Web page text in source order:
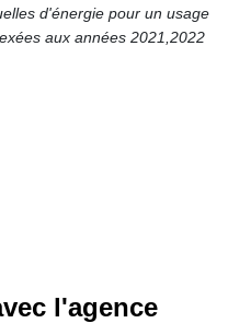
d'énergie pour un usage
aux années 2021,2022
l'agence